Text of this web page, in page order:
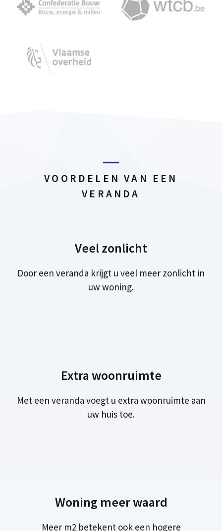
VOORDELEN VAN EEN
VERANDA
Veel zonlicht
Door een veranda krijgt u veel meer zonlicht in
uw woning.
Extra woonruimte
Met een veranda voegt u extra woonruimte aan
uw huis toe.
Woning meer waard
Meer m2 betekent ook een hogere